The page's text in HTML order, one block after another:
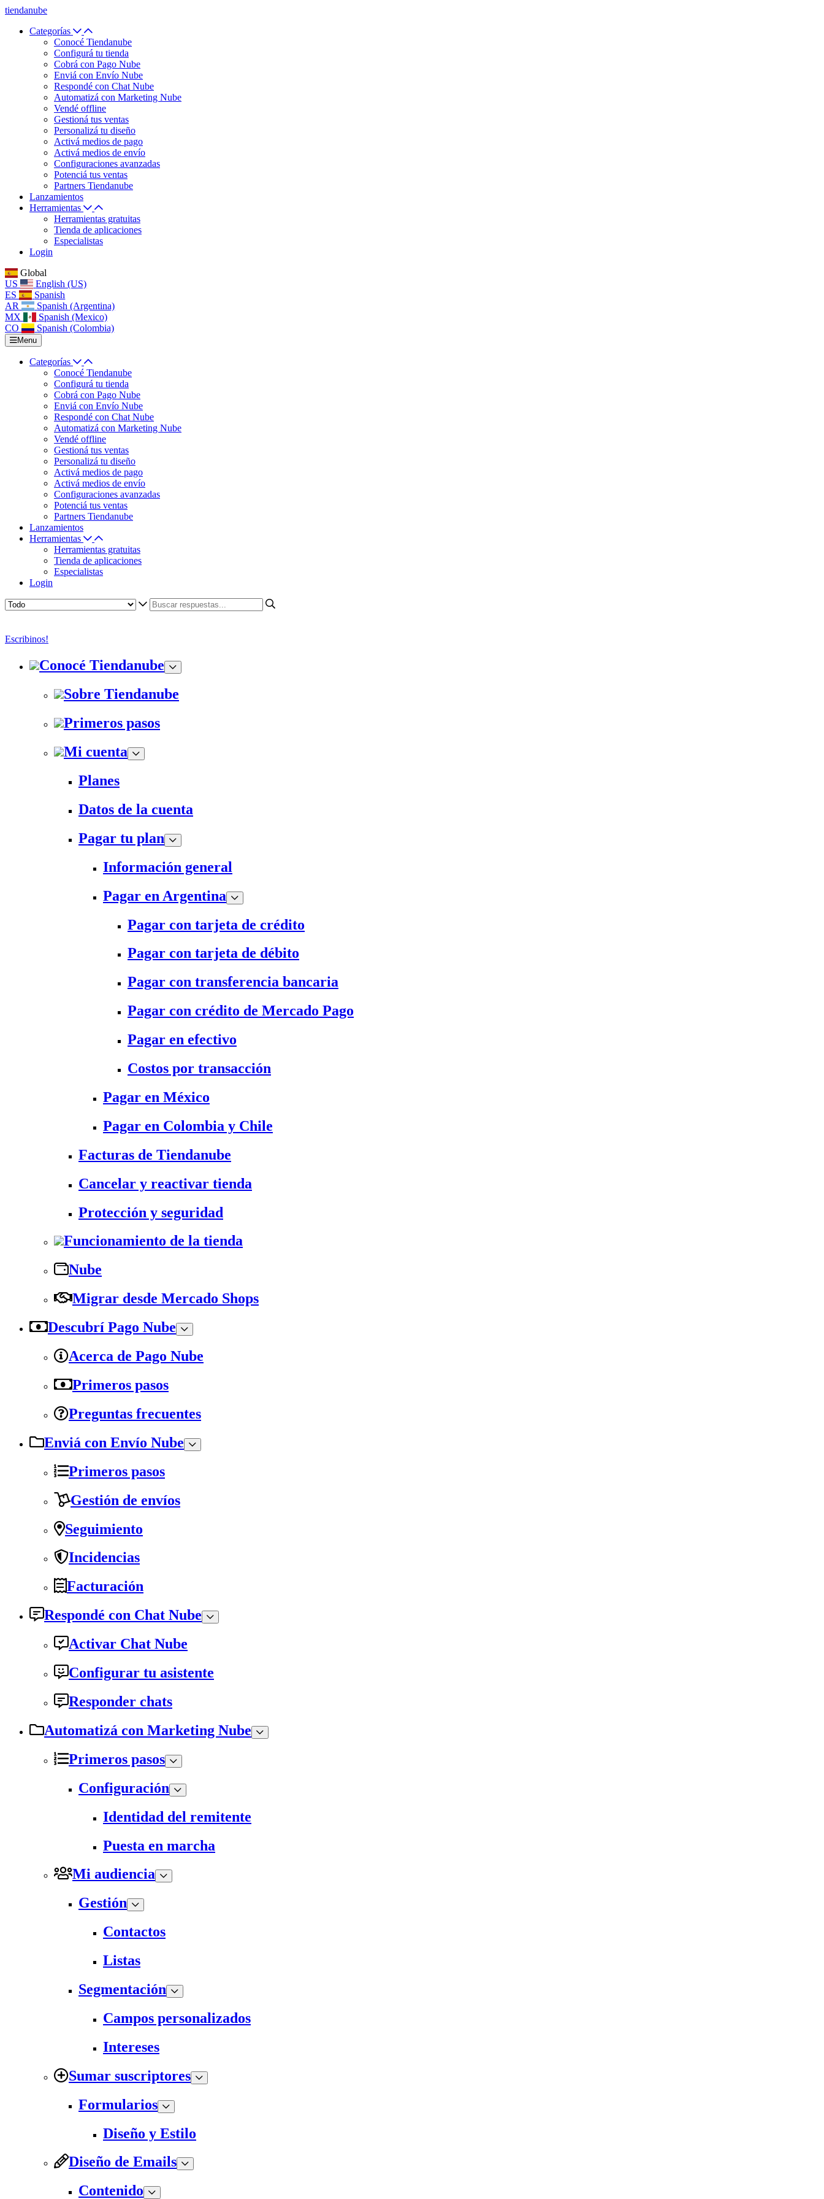
tiendanube
Categorías
Conocé Tiendanube
Configurá tu tienda
Cobrá con Pago Nube
Enviá con Envío Nube
Respondé con Chat Nube
Automatizá con Marketing Nube
Vendé offline
Gestioná tus ventas
Personalizá tu diseño
Activá medios de pago
Activá medios de envío
Configuraciones avanzadas
Potenciá tus ventas
Partners Tiendanube
Lanzamientos
Herramientas
Herramientas gratuitas
Tienda de aplicaciones
Especialistas
Login
Global
US
English (US)
ES
Spanish
AR
Spanish (Argentina)
MX
Spanish (Mexico)
CO
Spanish (Colombia)
Menu
Categorías
Conocé Tiendanube
Configurá tu tienda
Cobrá con Pago Nube
Enviá con Envío Nube
Respondé con Chat Nube
Automatizá con Marketing Nube
Vendé offline
Gestioná tus ventas
Personalizá tu diseño
Activá medios de pago
Activá medios de envío
Configuraciones avanzadas
Potenciá tus ventas
Partners Tiendanube
Lanzamientos
Herramientas
Herramientas gratuitas
Tienda de aplicaciones
Especialistas
Login
Escribinos!
Conocé Tiendanube
Sobre Tiendanube
Primeros pasos
Mi cuenta
Planes
Datos de la cuenta
Pagar tu plan
Información general
Pagar en Argentina
Pagar con tarjeta de crédito
Pagar con tarjeta de débito
Pagar con transferencia bancaria
Pagar con crédito de Mercado Pago
Pagar en efectivo
Costos por transacción
Pagar en México
Pagar en Colombia y Chile
Facturas de Tiendanube
Cancelar y reactivar tienda
Protección y seguridad
Funcionamiento de la tienda
Nube
Migrar desde Mercado Shops
Descubrí Pago Nube
Acerca de Pago Nube
Primeros pasos
Preguntas frecuentes
Enviá con Envío Nube
Primeros pasos
Gestión de envíos
Seguimiento
Incidencias
Facturación
Respondé con Chat Nube
Activar Chat Nube
Configurar tu asistente
Responder chats
Automatizá con Marketing Nube
Primeros pasos
Configuración
Identidad del remitente
Puesta en marcha
Mi audiencia
Gestión
Contactos
Listas
Segmentación
Campos personalizados
Intereses
Sumar suscriptores
Formularios
Diseño y Estilo
Diseño de Emails
Contenido